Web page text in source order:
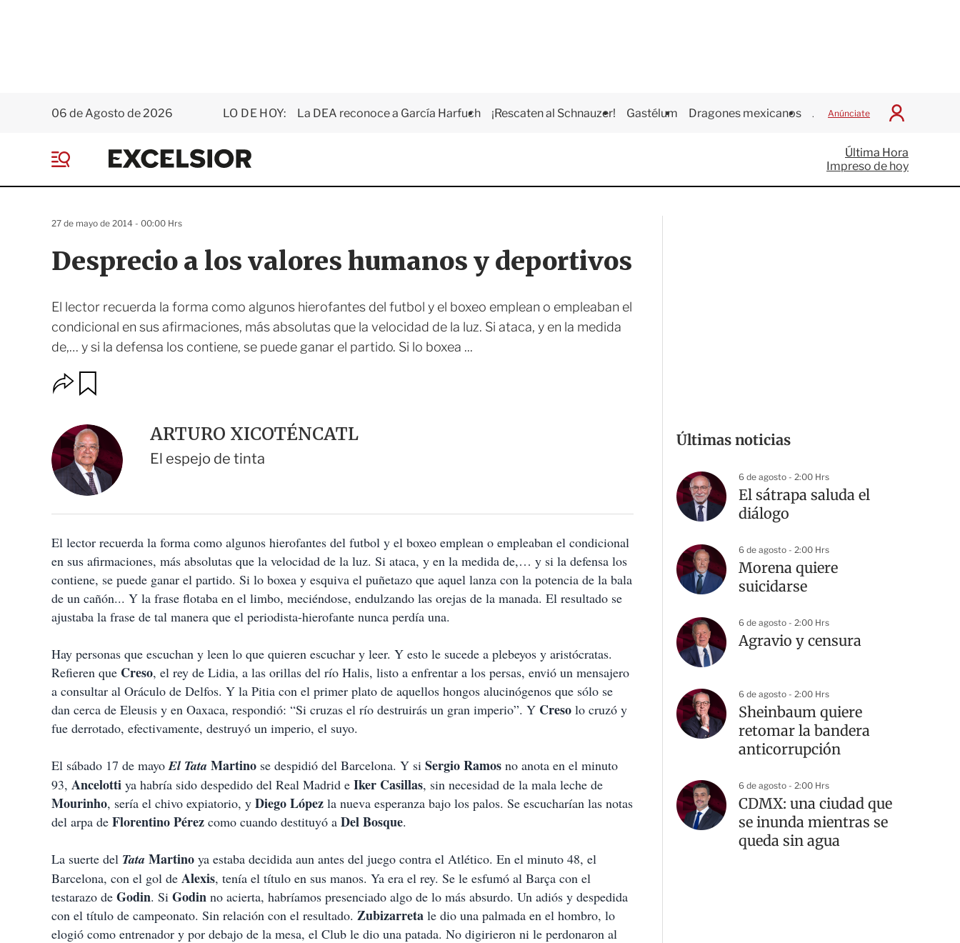
06 de Agosto de 2026 LO DE HOY: La DEA reconoce a García Harfuch ¡Rescaten al Schnauzer! Gastélum Dragones mexicanos Juegos Centroamericanos
Anúnciate
I
c
i
a
E
x
e
r
e
Última Hora
Impreso de hoy
Desprecio a los valores humanos y deportivos
El lector recuerda la forma como algunos hierofantes del futbol y el boxeo emplean o empleaban el
condicional en sus afirmaciones, más absolutas que la velocidad de la luz. Si ataca, y en la medida
de,… y si la defensa los contiene, se puede ganar el partido. Si lo boxea ...
27 de mayo de 2014 - 00:00 Hrs
O
p
o
n
e
s
d
e
c
m
a
r
t
r
d
ARTURO XICOTÉNCATL
El espejo de tinta
El lector recuerda la forma como algunos hierofantes del futbol y el boxeo emplean o empleaban el condicional
en sus afirmaciones, más absolutas que la velocidad de la luz. Si ataca, y en la medida de,… y si la defensa los
contiene, se puede ganar el partido. Si lo boxea y esquiva el puñetazo que aquel lanza con la potencia de la bala
de un cañón... Y la frase flotaba en el limbo, meciéndose, endulzando las orejas de la manada. El resultado se
ajustaba la frase de tal manera que el periodista-hierofante nunca perdía una.
Hay personas que escuchan y leen lo que quieren escuchar y leer. Y esto le sucede a plebeyos y aristócratas.
Refieren que Creso, el rey de Lidia, a las orillas del río Halis, listo a enfrentar a los persas, envió un mensajero
a consultar al Oráculo de Delfos. Y la Pitia con el primer plato de aquellos hongos alucinógenos que sólo se
dan cerca de Eleusis y en Oaxaca, respondió: “Si cruzas el río destruirás un gran imperio”. Y Creso lo cruzó y
fue derrotado, efectivamente, destruyó un imperio, el suyo.
El sábado 17 de mayoEl Tata Martino se despidió del Barcelona. Y si Sergio Ramos no anota en el minuto
93, Ancelotti ya habría sido despedido del Real Madrid e Iker Casillas, sin necesidad de la mala leche de
Mourinho, sería el chivo expiatorio, y Diego López la nueva esperanza bajo los palos. Se escucharían las notas
del arpa de Florentino Pérez como cuando destituyó a Del Bosque.
La suerte del Tata Martino ya estaba decidida aun antes del juego contra el Atlético. En el minuto 48, el
Barcelona, con el gol de Alexis, tenía el título en sus manos. Ya era el rey. Se le esfumó al Barça con el
testarazo de Godin. Si Godin no acierta, habríamos presenciado algo de lo más absurdo. Un adiós y despedida
con el título de campeonato. Sin relación con el resultado. Zubizarreta le dio una palmada en el hombro, lo
elogió como entrenador y por debajo de la mesa, el Club le dio una patada. No digirieron ni le perdonaron al
Últimas noticias
6 de agosto - 2:00 Hrs
El sátrapa saluda el
diálogo
6 de agosto - 2:00 Hrs
Morena quiere
suicidarse
6 de agosto - 2:00 Hrs
Agravio y censura
6 de agosto - 2:00 Hrs
Sheinbaum quiere
retomar la bandera
anticorrupción
6 de agosto - 2:00 Hrs
CDMX: una ciudad que
se inunda mientras se
queda sin agua